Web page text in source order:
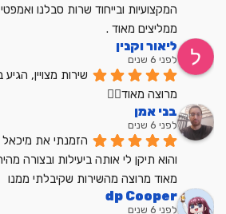
המקצועיות ובייחוד שרות סבלנו ואמפטי
ממליצים מאוד .
ליאור וקנין
לפני 6 שנים
מרוצה מאוד👍🏼
בני אמן
לפני 6 שנים
מאוד מרוצה מהשירות שקיבלתי ממנו
dp Cooper
לפני 6 שנים